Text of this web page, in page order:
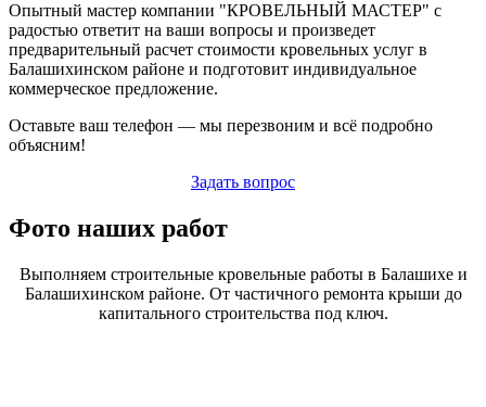
Опытный мастер компании "КРОВЕЛЬНЫЙ МАСТЕР" с
радостью ответит на ваши вопросы и произведет
предварительный расчет стоимости кровельных услуг в
Балашихинском районе и подготовит индивидуальное
коммерческое предложение.
Оставьте ваш телефон — мы перезвоним и всё подробно
объясним!
Задать вопрос
Фото наших работ
Выполняем строительные кровельные работы в Балашихе и
Балашихинском районе. От частичного ремонта крыши до
капитального строительства под ключ.